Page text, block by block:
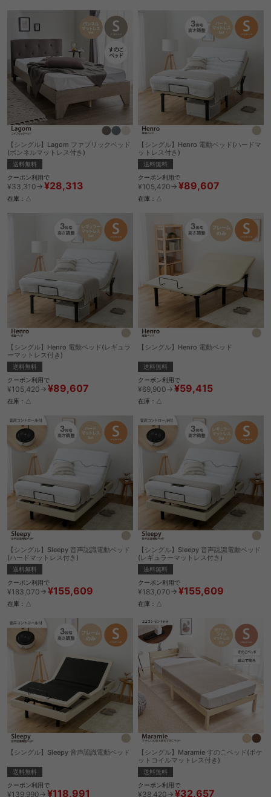
【シングル】Lagom ファブリックベッド
(ボンネルマットレス付き)
送料無料
クーポン利用で
¥33,310→ ¥28,313
在庫：△
【シングル】Henro 電動ベッド(ハードマ
ットレス付き)
送料無料
クーポン利用で
¥105,420→ ¥89,607
在庫：△
【シングル】Henro 電動ベッド(レギュラ
ーマットレス付き)
送料無料
クーポン利用で
¥105,420→ ¥89,607
在庫：△
【シングル】Henro 電動ベッド
送料無料
クーポン利用で
¥69,900→ ¥59,415
在庫：△
【シングル】Sleepy 音声認識電動ベッド
(ハードマットレス付き)
送料無料
クーポン利用で
¥183,070→ ¥155,609
在庫：△
【シングル】Sleepy 音声認識電動ベッド
(レギュラーマットレス付き)
送料無料
クーポン利用で
¥183,070→ ¥155,609
在庫：△
【シングル】Sleepy 音声認識電動ベッド
送料無料
クーポン利用で
¥139,990→ ¥118,991
【シングル】Maramie すのこベッド(ポケ
ットコイルマットレス付き)
送料無料
クーポン利用で
¥38,420→ ¥32,657